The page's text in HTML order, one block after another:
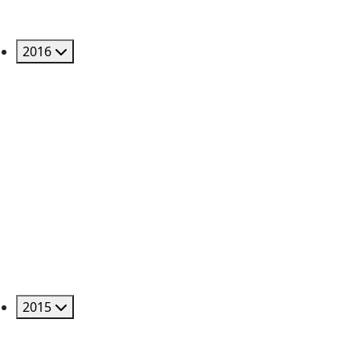
2016
2015